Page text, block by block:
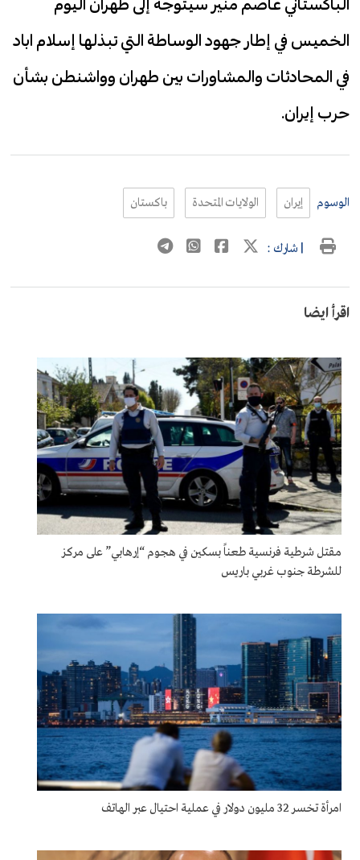
الخميس في إطار جهود الوساطة التي تبذلها إسلام اباد
في المحادثات والمشاورات بين طهران وواشنطن بشأن
حرب إيران.
الوسوم إيران الولايات المتحدة باكستان
| شارك :
اقرأ ايضا
مقتل شرطية فرنسية طعناً بسكين في هجوم “إرهابي” على مركز
للشرطة جنوب غربي باريس
امرأة تخسر 32 مليون دولار في عملية احتيال عبر الهاتف